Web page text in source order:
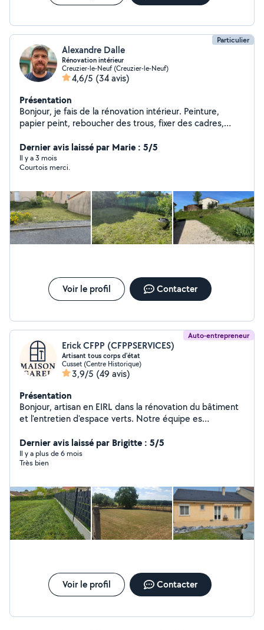
Particulier
Alexandre Dalle
Rénovation intérieur
Creuzier-le-Neuf (Creuzier-le-Neuf)
4,6/5 (34 avis)
Présentation
Bonjour, je fais de la rénovation intérieur. Peinture,
papier peint, reboucher des trous, fixer des cadres,
bosser 10ans étant monteur de meubles à Conforama)
livraisons en tout genre et de la tonte de pelouse. Pour
des raisons problématiques avec les critères du site,
de votre message. Merci
Dernier avis laissé par Marie : 5/5
Il y a 3 mois
Courtois merci.
Voir le profil Contacter
Auto-entrepreneur
Erick CFPP (CFPPSERVICES)
Artisant tous corps d'état
Cusset (Centre Historique)
3,9/5 (49 avis)
Présentation
Bonjour, artisan en EIRL dans la rénovation du bâtiment
et l'entretien d'espace verts. Notre équipe es
Décennale et RC Pro PEINTURE Application de
revêtement/placo/carrelage/papier peint CARRELAGE
Carrelage,faïence,pose de parquet et sol pvc
MEUNUISERIE réparation vitres/pose de porte et
fenêtre,installation de cuisine
ISOLATION/Aménagement Combles,cave,intérieur
extérieur cloison ENTRETIEN D'ESPACE VERTS
Tonte/débroussaillage/taille de haies. Forfait entretient
MAÇONNERIE Mur de soutènement,
escalier,clôture,dalle,terrasse, extension Nous
travaillons essentiellement avec des agent immobilier,
de commandes et nous faire connaître auprès du
Dernier avis laissé par Brigitte : 5/5
Il y a plus de 6 mois
Très bien
Voir le profil Contacter